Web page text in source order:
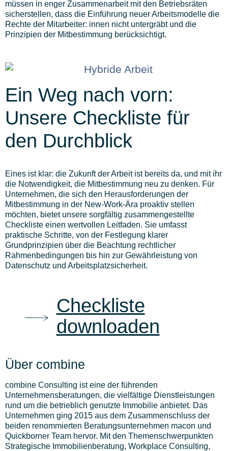
müssen in enger Zusammenarbeit mit den Betriebsräten
sicherstellen, dass die Einführung neuer Arbeitsmodelle die
Rechte der Mitarbeiter: innen nicht untergräbt und die
Prinzipien der Mitbestimmung berücksichtigt.
Ein Weg nach vorn:
Unsere Checkliste für
den Durchblick
Eines ist klar: die Zukunft der Arbeit ist bereits da, und mit ihr
die Notwendigkeit, die Mitbestimmung neu zu denken. Für
Unternehmen, die sich den Herausforderungen der
Mitbestimmung in der New-Work-Ära proaktiv stellen
möchten, bietet unsere sorgfältig zusammengestellte
Checkliste einen wertvollen Leitfaden. Sie umfasst
praktische Schritte, von der Festlegung klarer
Grundprinzipien über die Beachtung rechtlicher
Rahmenbedingungen bis hin zur Gewährleistung von
Datenschutz und Arbeitsplatzsicherheit.
Checkliste
downloaden
Über combine
combine Consulting ist eine der führenden
Unternehmensberatungen, die vielfältige Dienstleistungen
rund um die betrieblich genutzte Immobilie anbietet. Das
Unternehmen ging 2015 aus dem Zusammenschluss der
beiden renommierten Beratungsunternehmen macon und
Quickborner Team hervor. Mit den Themenschwerpunkten
Strategische Immobilienberatung, Workplace Consulting,